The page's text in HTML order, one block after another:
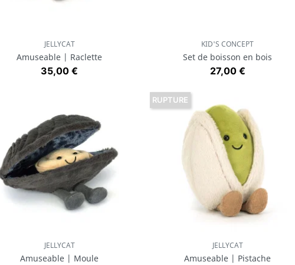
Aperçu rapide
JELLYCAT
Amuseable | Raclette
Prix
35,00 €
Aperçu rapide
KID'S CONCEPT
Set de boisson en bois
Prix
27,00 €
Aperçu rapide
JELLYCAT
Amuseable | Moule
Aperçu rapide
JELLYCAT
Amuseable | Pistache
RUPTURE